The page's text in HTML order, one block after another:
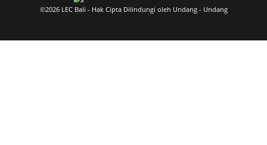
©2026 LEC Bali - Hak Cipta Dilindungi oleh Undang - Undang